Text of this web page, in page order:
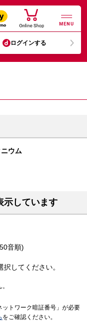
MENU
ログインする
ウム
示しています
音順)
してください。
ットワーク暗証番号」が必要
をご確認ください。